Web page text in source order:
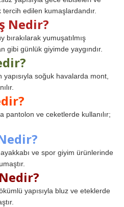
edilen kumaşlardandır.
Nedir?
yumuşatılmış
gibi günlük giyimde yaygındır.
yapısıyla soğuk havalarda mont,
pantolon ve ceketlerde kullanılır;
ve spor giyim ürünlerinde
yapısıyla bluz ve eteklerde